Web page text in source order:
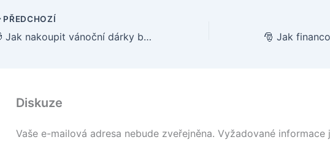
PŘEDCHOZÍ
🎁 Jak nakoupit vánoční dárky bez finanční zátěže
Diskuze
Vaše e-mailová adresa nebude zveřejněna. Vyžadované informace